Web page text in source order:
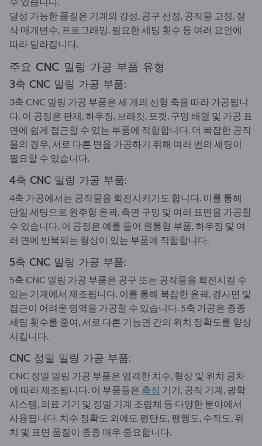
달성 가능한 품질은 기계의 강성, 공구 선정, 공작물 고정, 절
삭 매개변수, 프로그래밍, 필요한 세팅 횟수 등 여러 요인에
따라 달라집니다.
주요 CNC 밀링 가공 부품 유형
3축 CNC 밀링 가공 부품:
3축 CNC 밀링 가공 부품은 세 개의 선형 축을 따라 가공됩니
다. 이 공정은 판재, 하우징, 브래킷, 포켓, 구멍 배열 및 가공 표
면에 쉽게 접근할 수 있는 부품에 적합합니다. 더 복잡한 공작
물의 경우, 서로 다른 면을 가공하기 위해 여러 번의 세팅이
필요할 수 있습니다.
4축 CNC 밀링 가공 부품:
4축 가공에서는 공작물을 회전시키기도 합니다. 이를 통해
단일 세팅으로 원주형 윤곽, 측면 구멍 및 여러 표면을 가공할
수 있습니다. 이 공정은 예를 들어 원통형 부품, 하우징 및 여
러 면에 반복되는 형상이 있는 부품에 적합합니다.
5축 CNC 밀링 가공 부품:
5축 CNC 밀링 가공 부품은 공구 또는 공작물을 회전시킬 수
있는 기계에서 제조됩니다. 이를 통해 복잡한 윤곽, 경사면 및
접근이 어려운 영역을 가공할 수 있습니다. 5축 가공은 종종
세팅 횟수를 줄여, 서로 다른 기능면 간의 위치 정확도를 향상
시킵니다.
CNC 정밀 밀링 가공 부품:
CNC 정밀 밀링 가공 부품은 엄격한 치수, 형상 및 위치 공차
에 따라 제조됩니다. 이 부품들은 측정 기기, 공작 기계, 광학
시스템, 의료 기기 및 정밀 기계 조립체 등 다양한 분야에서
사용됩니다. 치수 정확도 외에도 평탄도, 평행도, 수직도, 위
치 및 표면 품질이 종종 매우 중요합니다.